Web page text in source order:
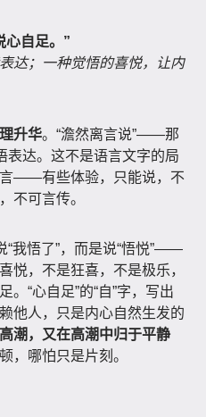
心自足。”
达；一种觉悟的喜悦，让内
升华。“澹然离言说”——那
表达。这不是语言文字的局
——有些体验，只能说，不
不可言传。
我悟了”，而是说“悟悦”——
悦，不是狂喜，不是极乐，
“心自足”的“自”字，写出
他人，只是内心自然生发的
潮，又在高潮中归于平静
哪怕只是片刻。